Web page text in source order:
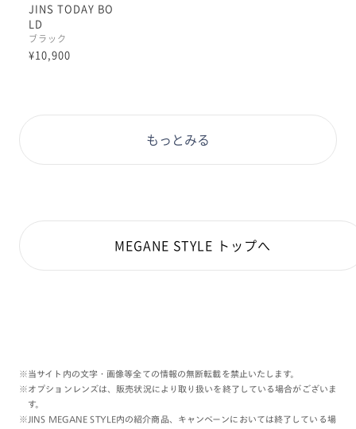
JINS TODAY BO
LD
ブラック
¥10,900
もっとみる
MEGANE STYLE トップへ
※当サイト内の文字・画像等全ての情報の無断転載を禁止いたします。
※オプションレンズは、販売状況により取り扱いを終了している場合がございま
す。
※JINS MEGANE STYLE内の紹介商品、キャンペーンにおいては終了している場